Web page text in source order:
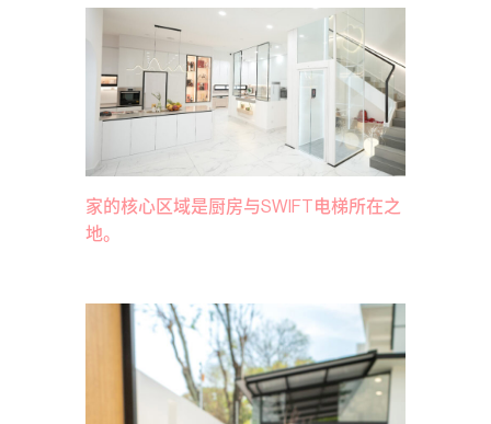
家的核心区域是厨房与SWIFT电梯所在之
地。